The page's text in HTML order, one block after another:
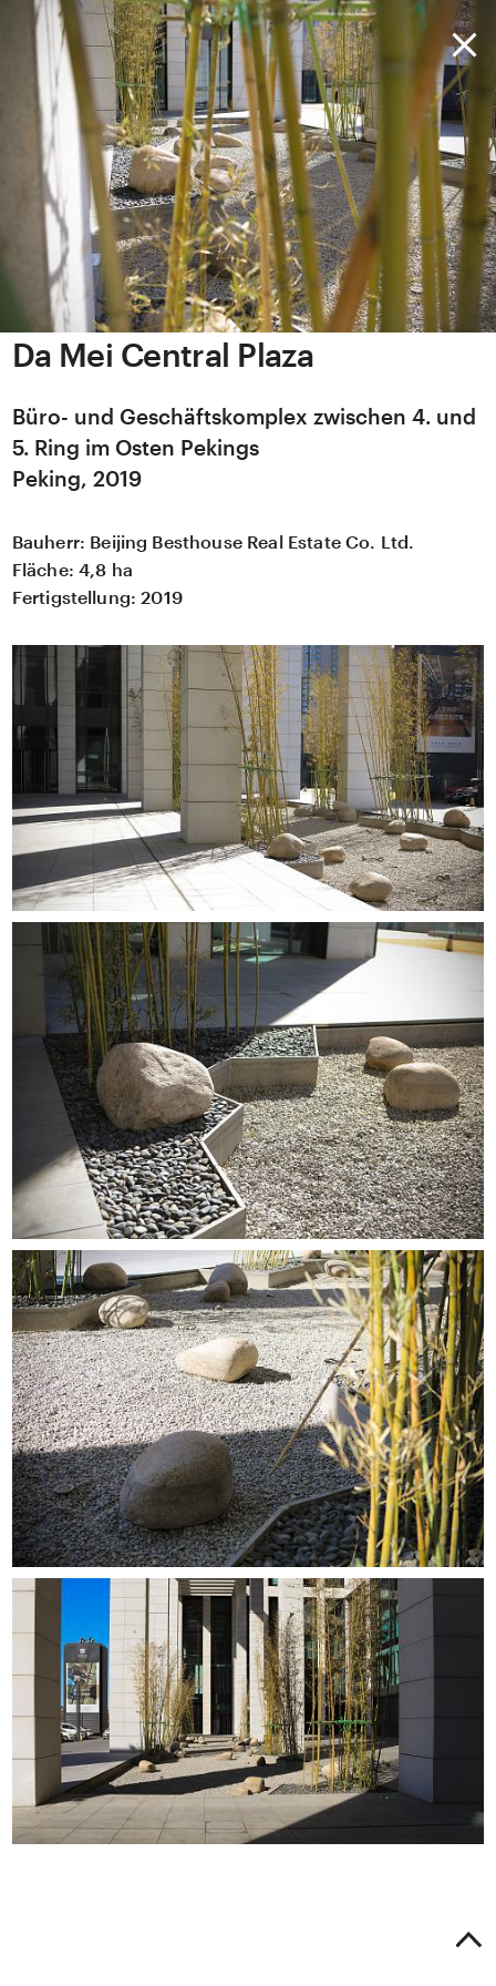
Da Mei Central Plaza
Büro- und Geschäftskomplex zwischen 4. und
5. Ring im Osten Pekings
Peking, 2019
Bauherr: Beijing Besthouse Real Estate Co. Ltd.
Fläche: 4,8 ha
Fertigstellung: 2019